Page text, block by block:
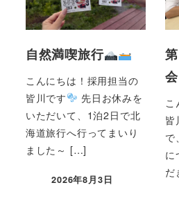
自然満喫旅行
こんにちは！採用担当の
皆川です
先日お休みを
いただいて、1泊2日で北
海道旅行へ行ってまいり
ました～ […]
2026年8月3日
会
こ
皆
で
に